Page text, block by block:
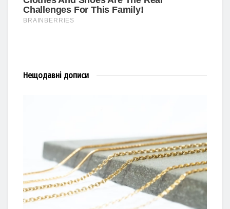
Нещодавні дописи